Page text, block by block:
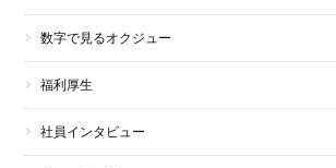
数字で見るオクジュー
福利厚生
社員インタビュー